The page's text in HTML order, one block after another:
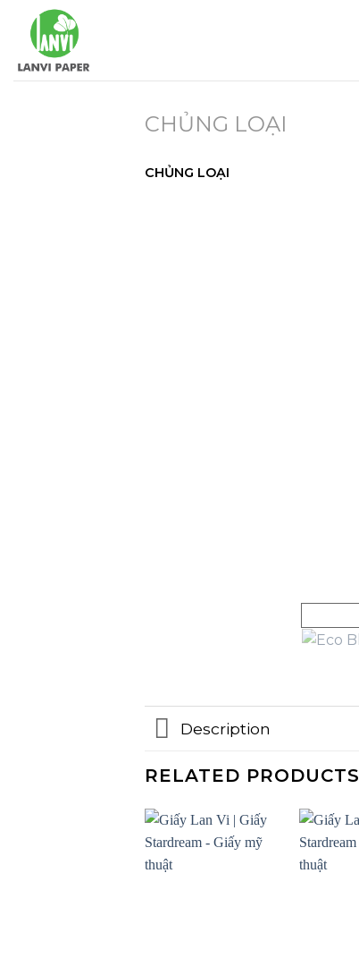
content
CHỦNG LOẠI
CHỦNG LOẠI
Description
RELATED PRODUCTS